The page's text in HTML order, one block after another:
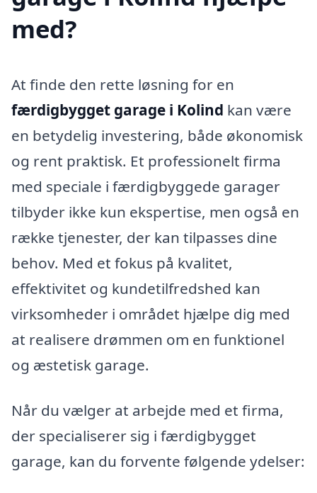
med?
At finde den rette løsning for en
færdigbygget garage i Kolind kan være
en betydelig investering, både økonomisk
og rent praktisk. Et professionelt firma
med speciale i færdigbyggede garager
tilbyder ikke kun ekspertise, men også en
række tjenester, der kan tilpasses dine
behov. Med et fokus på kvalitet,
effektivitet og kundetilfredshed kan
virksomheder i området hjælpe dig med
at realisere drømmen om en funktionel
og æstetisk garage.
Når du vælger at arbejde med et firma,
der specialiserer sig i færdigbygget
garage, kan du forvente følgende ydelser: